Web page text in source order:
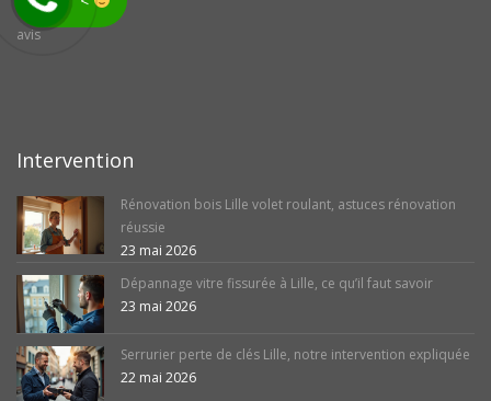
avis
Intervention
Rénovation bois Lille volet roulant, astuces rénovation
réussie
23 mai 2026
Dépannage vitre fissurée à Lille, ce qu’il faut savoir
23 mai 2026
Serrurier perte de clés Lille, notre intervention expliquée
22 mai 2026